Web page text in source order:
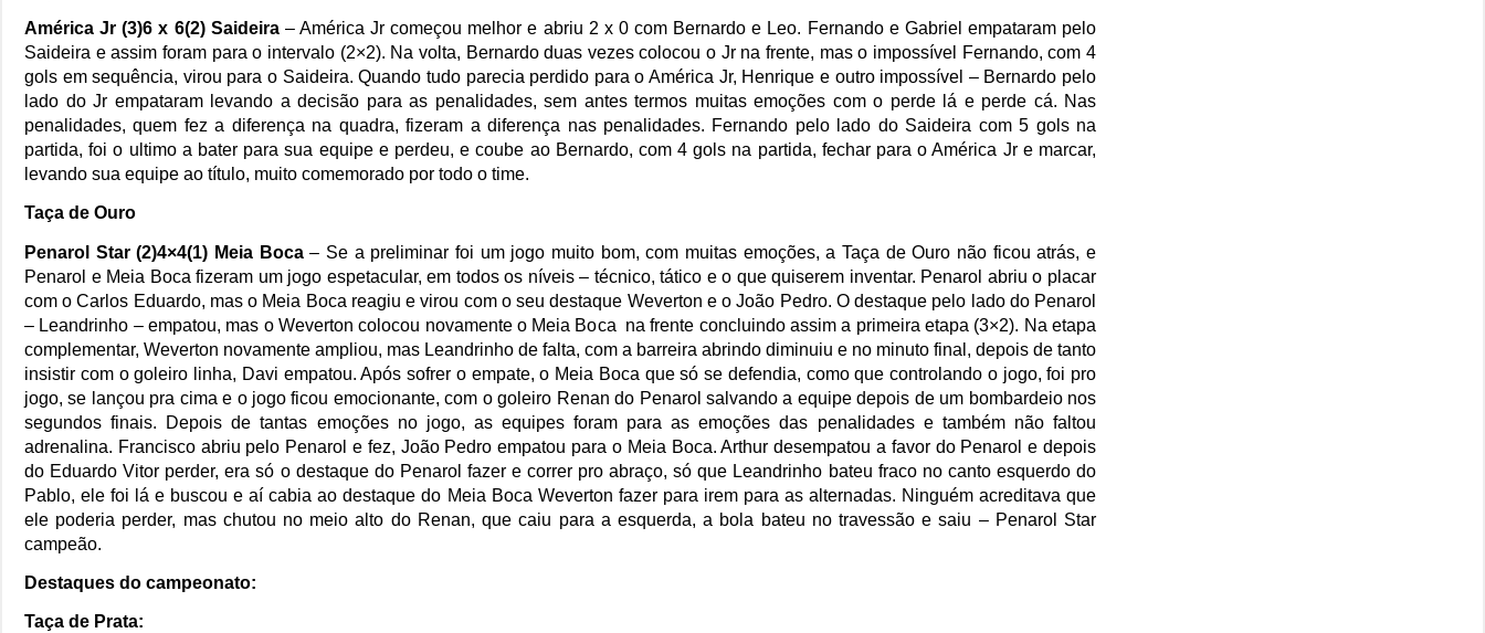
América Jr (3)6 x 6(2) Saideira– América Jr começou melhor e abriu 2 x 0 com Bernardo e Leo. Fernando e Gabriel empataram pelo
Saideira e assim foram para o intervalo (2×2). Na volta, Bernardo duas vezes colocou o Jr na frente, mas o impossível Fernando, com 4
gols em sequência, virou para o Saideira. Quando tudo parecia perdido para o América Jr, Henrique e outro impossível – Bernardo pelo
lado do Jr empataram levando a decisão para as penalidades, sem antes termos muitas emoções com o perde lá e perde cá. Nas
penalidades, quem fez a diferença na quadra, fizeram a diferença nas penalidades. Fernando pelo lado do Saideira com 5 gols na
partida, foi o ultimo a bater para sua equipe e perdeu, e coube ao Bernardo, com 4 gols na partida, fechar para o América Jr e marcar,
levando sua equipe ao título, muito comemorado por todo o time.
Taça de Ouro
Penarol Star (2)4×4(1) Meia Boca– Se a preliminar foi um jogo muito bom, com muitas emoções, a Taça de Ouro não ficou atrás, e
Penarol e Meia Boca fizeram um jogo espetacular, em todos os níveis – técnico, tático e o que quiserem inventar. Penarol abriu o placar
com o Carlos Eduardo, mas o Meia Boca reagiu e virou com o seu destaque Weverton e o João Pedro. O destaque pelo lado do Penarol
– Leandrinho – empatou, mas o Weverton colocou novamente o Meia Boca na frente concluindo assim a primeira etapa (3×2). Na etapa
complementar, Weverton novamente ampliou, mas Leandrinho de falta, com a barreira abrindo diminuiu e no minuto final, depois de tanto
insistir com o goleiro linha, Davi empatou. Após sofrer o empate, o Meia Boca que só se defendia, como que controlando o jogo, foi pro
jogo, se lançou pra cima e o jogo ficou emocionante, com o goleiro Renan do Penarol salvando a equipe depois de um bombardeio nos
segundos finais. Depois de tantas emoções no jogo, as equipes foram para as emoções das penalidades e também não faltou
adrenalina. Francisco abriu pelo Penarol e fez, João Pedro empatou para o Meia Boca. Arthur desempatou a favor do Penarol e depois
do Eduardo Vitor perder, era só o destaque do Penarol fazer e correr pro abraço, só que Leandrinho bateu fraco no canto esquerdo do
Pablo, ele foi lá e buscou e aí cabia ao destaque do Meia Boca Weverton fazer para irem para as alternadas. Ninguém acreditava que
ele poderia perder, mas chutou no meio alto do Renan, que caiu para a esquerda, a bola bateu no travessão e saiu – Penarol Star
campeão.
Destaques do campeonato:
Taça de Prata: